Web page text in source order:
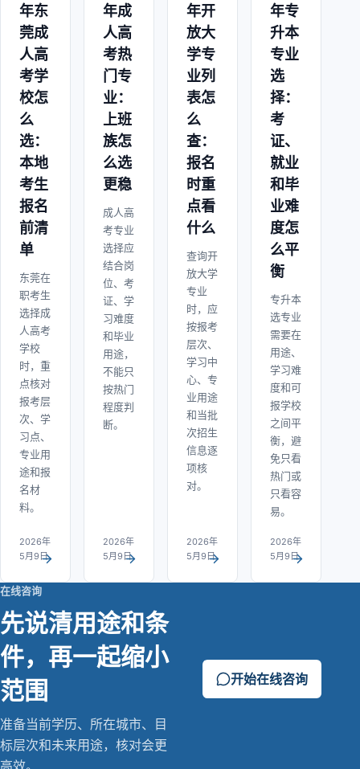
年东
莞成
人高
考学
校怎
么
选：
本地
考生
报名
前清
单
东莞在
职考生
选择成
人高考
学校
时，重
点核对
报考层
次、学
习点、
专业用
途和报
名材
料。
2026年
5月9日
年成
人高
考热
门专
业：
上班
族怎
么选
更稳
成人高
考专业
选择应
结合岗
位、考
证、学
习难度
和毕业
用途，
不能只
按热门
程度判
断。
2026年
5月9日
年开
放大
学专
业列
表怎
么
查：
报名
时重
点看
什么
查询开
放大学
专业
时，应
按报考
层次、
学习中
心、专
业用途
和当批
次招生
信息逐
项核
对。
2026年
5月9日
年专
升本
专业
选
择：
考
证、
就业
和毕
业难
度怎
么平
衡
专升本
选专业
需要在
用途、
学习难
度和可
报学校
之间平
衡，避
免只看
热门或
只看容
易。
2026年
5月9日
在线咨询
先说清用途和条
件，再一起缩小
范围
准备当前学历、所在城市、目
标层次和未来用途，核对会更
高效。
开始在线咨询